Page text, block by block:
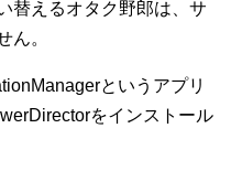
替えるオタク野郎は、サ
ん。
というアプリ
をインストール